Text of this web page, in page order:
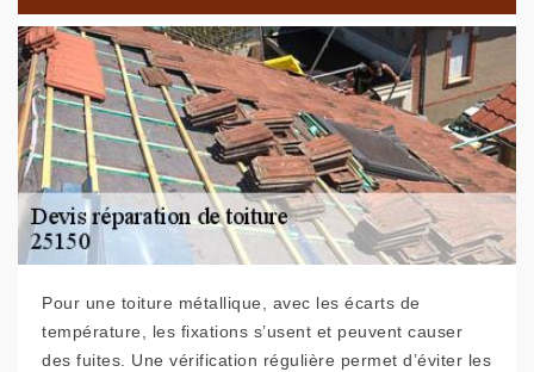
Pour une toiture métallique, avec les écarts de
température, les fixations s’usent et peuvent causer
des fuites. Une vérification régulière permet d’éviter les